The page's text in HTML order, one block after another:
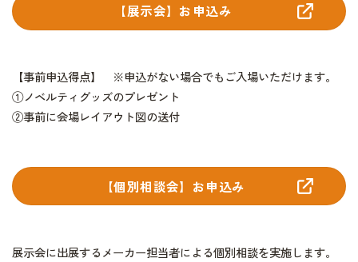
【展示会】お申込み
【事前申込得点】 ※申込がない場合でもご入場いただけます。
①ノベルティグッズのプレゼント
②事前に会場レイアウト図の送付
【個別相談会】お申込み
展示会に出展するメーカー担当者による個別相談を実施します。